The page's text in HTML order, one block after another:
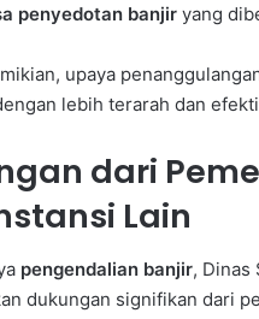
penyedotan banjir yang
upaya
lebih terarah dan
dari
Lain
pengendalian banjir, Dinas
dukungan signifikan dari